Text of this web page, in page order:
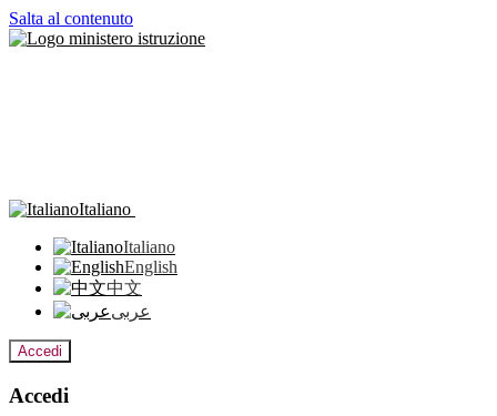
Salta al contenuto
Italiano
Italiano
English
中文
عربى
Accedi
Accedi